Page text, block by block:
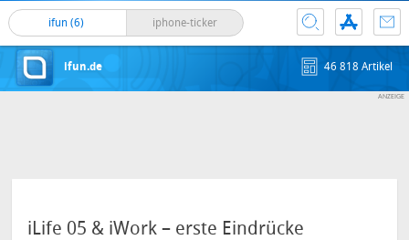
ifun (6) iphone-ticker
ifun.de 46 818 Artikel
iLife 05 & iWork – erste Eindrücke